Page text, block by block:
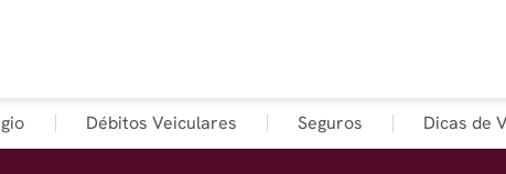
Débitos Veiculares Seguros Dicas de